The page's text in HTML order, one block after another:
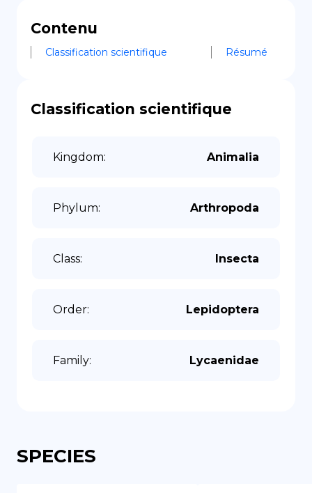
Contenu
Classification scientifique Résumé
Classification scientifique
Kingdom: Animalia
Phylum: Arthropoda
Class: Insecta
Order: Lepidoptera
Family: Lycaenidae
SPECIES